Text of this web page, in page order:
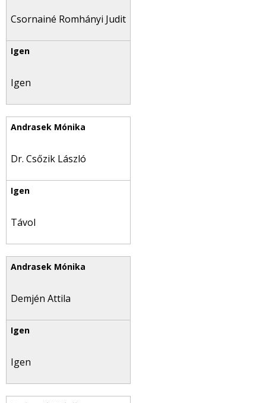
Csornainé Romhányi Judit
Igen
Dr. Csőzik László
Távol
Demjén Attila
Igen